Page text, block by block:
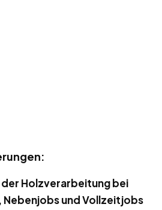
Holzverarbeitung bei
und Vollzeitjobs